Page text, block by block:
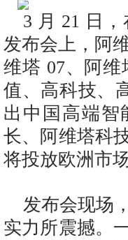
3 月 21 日
发布会上，阿
维塔 07、阿
值、高科技、
出中国高端智
长、阿维塔科
将投放欧洲市场
发布会现场
实力所震撼。